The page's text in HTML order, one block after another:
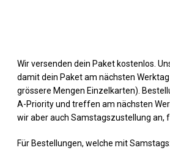
Wir versenden dein Paket kostenlos.
damit dein Paket am nächsten
grössere Mengen Einzelkarten).
A-Priority und treffen am nächsten
wir aber auch Samstagszustellung an,
Für Bestellungen, welche mit